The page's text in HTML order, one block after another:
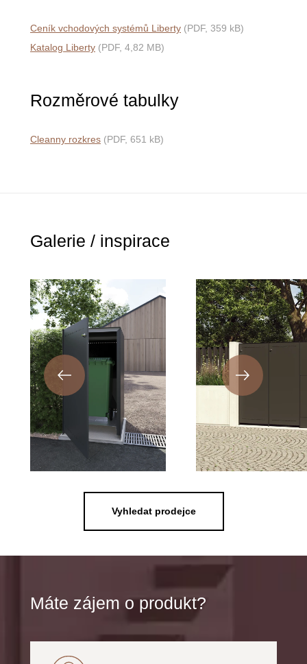
Ceník vchodových systémů Liberty (PDF, 359 kB)
Katalog Liberty (PDF, 4,82 MB)
Rozměrové tabulky
Cleanny rozkres (PDF, 651 kB)
Galerie / inspirace
Vyhledat prodejce
Máte zájem o produkt?